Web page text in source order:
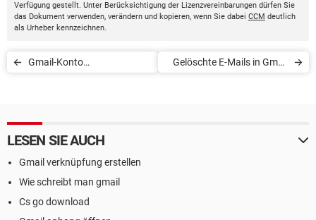
Verfügung gestellt. Unter Berücksichtigung der Lizenzvereinbarungen dürfen Sie
das Dokument verwenden, verändern und kopieren, wenn Sie dabei CCM deutlich
als Urheber kennzeichnen.
Gmail-Konto
Gelöschte E-Mails in Gmail
LESEN SIE AUCH
Gmail verknüpfung erstellen
Wie schreibt man gmail
Cs go download